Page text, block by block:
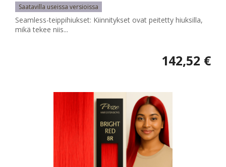
Saatavilla useissa versioissa
Seamless-teippihiukset: Kiinnitykset ovat peitetty hiuksilla,
mikä tekee niis...
142,52 €